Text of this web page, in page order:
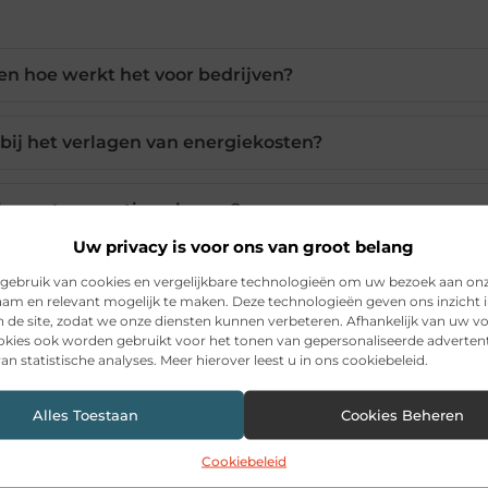
Uw privacy is voor ons van groot belang
van cookies en vergelijkbare technologieën om uw bezoek aan
en relevant mogelijk te maken. Deze technologieën geven ons inzicht
de site, zodat we onze diensten kunnen verbeteren. Afhankelijk van uw
ook worden gebruikt voor het tonen van gepersonaliseerde
statistische analyses. Meer hierover leest u in ons cookiebeleid.
Alles Toestaan Cookies Beheren
Cookiebeleid
hoe werkt het voor bedrijven?
het verlagen van energiekosten?
netcongestie oplossen?
van batterijopslag?
tegen stroomonderbrekingen?